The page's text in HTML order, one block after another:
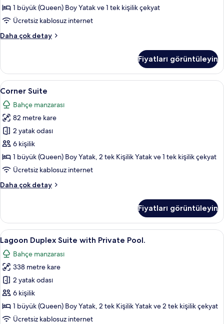
1 büyük (Queen) Boy Yatak ve 1 tek kişilik çekyat
Ücretsiz kablosuz internet
Daha çok detay
Riverside
fazla
detay
Fiyatları görüntüleyin
Corner
Suite
için
tüm
fotoğrafları
görün
Corner Suite | Ücretsiz minibar,
6
Corner Suite
Bahçe manzarası
82 metre kare
2 yatak odası
6 kişilik
1 büyük (Queen) Boy Yatak, 2 tek Kişilik Yatak ve 1 tek kişilik çekyat
Ücretsiz kablosuz internet
Daha çok detay
Corner
fazla
detay
Fiyatları görüntüleyin
Lagoon
Duplex
Suite
with
Private
Pool.
için
tüm
Lagoon Duplex Suite with Private
8
Lagoon Duplex Suite with Private Pool.
Bahçe manzarası
338 metre kare
2 yatak odası
6 kişilik
1 büyük (Queen) Boy Yatak, 2 tek Kişilik Yatak ve 2 tek kişilik çekyat
Ücretsiz kablosuz internet